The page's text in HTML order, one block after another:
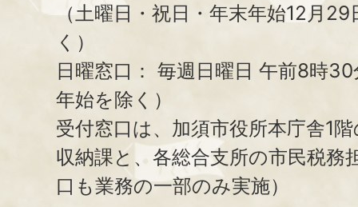
（土曜日・祝日・年末年始12月
く）
日曜窓口： 毎週日曜日 午前8時
年始を除く）
受付窓口は、加須市役所本庁舎1
収納課と、 各総合支所の市民税務
口も業務の一部のみ実施）